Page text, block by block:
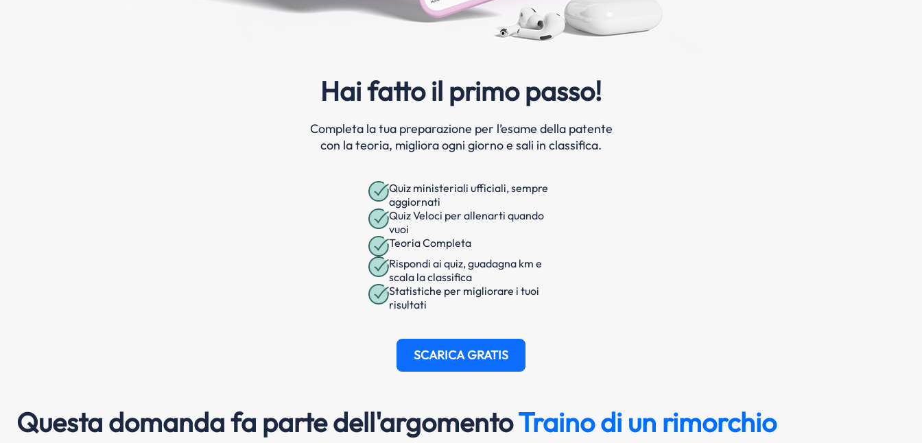
Hai fatto il primo passo!
Completa la tua preparazione per l’esame della patente
con la teoria, migliora ogni giorno e sali in classifica.
Quiz ministeriali ufficiali, sempre
aggiornati
Quiz Veloci per allenarti quando
vuoi
Teoria Completa
Rispondi ai quiz, guadagna km e
scala la classifica
Statistiche per migliorare i tuoi
risultati
SCARICA GRATIS
Questa domanda fa parte dell'argomentoTraino di un rimorchio